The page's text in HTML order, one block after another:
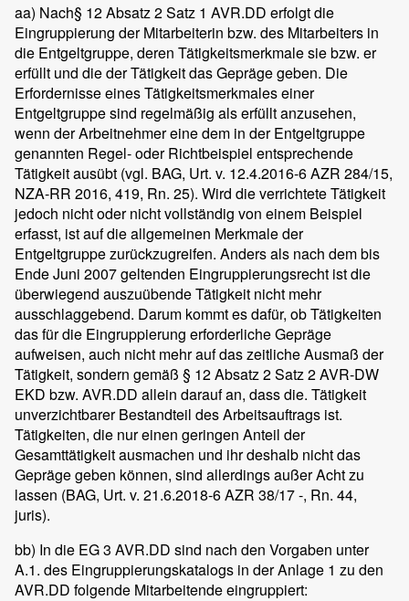
aa) Nach§ 12 Absatz 2 Satz 1 AVR.DD erfolgt die
Eingruppierung der Mitarbeiterin bzw. des Mitarbeiters in
die Entgeltgruppe, deren Tätigkeitsmerkmale sie bzw. er
erfüllt und die der Tätigkeit das Gepräge geben. Die
Erfordernisse eines Tätigkeitsmerkmales einer
Entgeltgruppe sind regelmäßig als erfüllt anzusehen,
wenn der Arbeitnehmer eine dem in der Entgeltgruppe
genannten Regel- oder Richtbeispiel entsprechende
Tätigkeit ausübt (vgl. BAG, Urt. v. 12.4.2016-6 AZR 284/15,
NZA-RR 2016, 419, Rn. 25). Wird die verrichtete Tätigkeit
jedoch nicht oder nicht vollständig von einem Beispiel
erfasst, ist auf die allgemeinen Merkmale der
Entgeltgruppe zurückzugreifen. Anders als nach dem bis
Ende Juni 2007 geltenden Eingruppierungsrecht ist die
überwiegend auszuübende Tätigkeit nicht mehr
ausschlaggebend. Darum kommt es dafür, ob Tätigkeiten
das für die Eingruppierung erforderliche Gepräge
aufweisen, auch nicht mehr auf das zeitliche Ausmaß der
Tätigkeit, sondern gemäß § 12 Absatz 2 Satz 2 AVR-DW
EKD bzw. AVR.DD allein darauf an, dass die. Tätigkeit
unverzichtbarer Bestandteil des Arbeitsauftrags ist.
Tätigkeiten, die nur einen geringen Anteil der
Gesamttätigkeit ausmachen und ihr deshalb nicht das
Gepräge geben können, sind allerdings außer Acht zu
lassen (BAG, Urt. v. 21.6.2018-6 AZR 38/17 -, Rn. 44,
juris).
bb) In die EG 3 AVR.DD sind nach den Vorgaben unter
A.1. des Eingruppierungskatalogs in der Anlage 1 zu den
AVR.DD folgende Mitarbeitende eingruppiert: